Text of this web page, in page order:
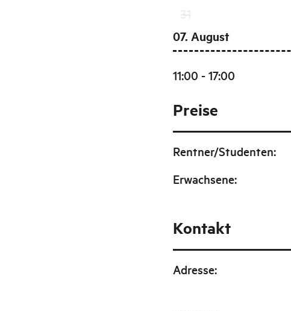
07. August
11:00 - 17:00
Preise
Rentner/Studenten:
Erwachsene:
Kontakt
Adresse: